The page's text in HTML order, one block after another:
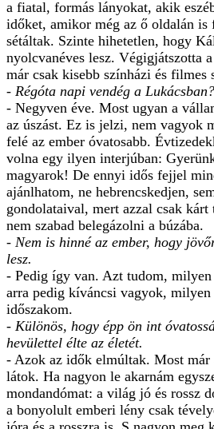
a fiatal, formás lányokat, akik
időket, amikor még az ő oldalán
sétáltak. Szinte hihetetlen, hogy
nyolcvanéves lesz. Végigjátszotta
már csak kisebb színházi és filmes
- Régóta napi vendég a Lukácsban?
- Negyven éve. Most ugyan a
az úszást. Ez is jelzi, nem vagyok
felé az ember óvatosabb.
volna egy ilyen interjúban:
magyarok! De ennyi idős fejjel
ajánlhatom, ne hebrencskedjen,
gondolataival, mert azzal csak
nem szabad belegázolni a búzába.
- Nem is hinné az ember, hogy
lesz.
- Pedig így van. Azt tudom,
arra pedig kíváncsi vagyok, milyen
időszakom.
- Különös, hogy épp ön int
hevülettel élte az életét.
- Azok az idők elmúltak. Most már
látok. Ha nagyon le akarnám
mondandómat: a világ jó és rossz
a bonyolult emberi lény csak